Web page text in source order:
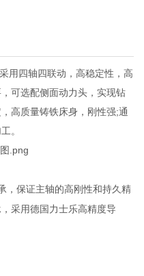
用四轴四联动，高稳定性，高
可选配侧面动力头，实现钻
高质量铸铁床身，刚性强;通
。
，保证主轴的高刚性和持久精
采用德国力士乐高精度导